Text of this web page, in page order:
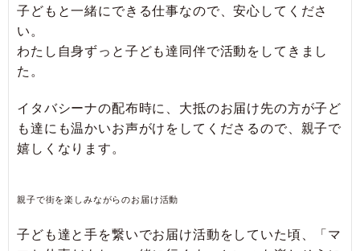
子どもと一緒にできる仕事なので、安心してくださ
い。
わたし自身ずっと子ども達同伴で活動をしてきまし
た。
イタバシーナの配布時に、大抵のお届け先の方が子ど
も達にも温かいお声がけをしてくださるので、親子で
嬉しくなります。
親子で街を楽しみながらのお届け活動
子ども達と手を繋いでお届け活動をしていた頃、「マ